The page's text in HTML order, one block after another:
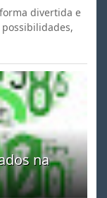
divertida e
na